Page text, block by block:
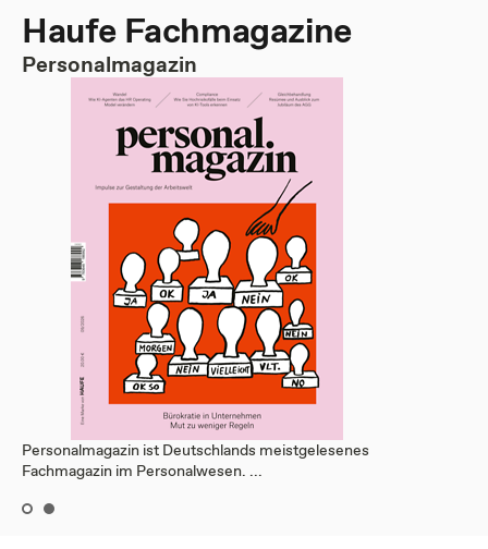
Haufe Fachmagazine
Personalmagazin
Personalmagazin ist Deutschlands meistgelesenes
Fachmagazin im Personalwesen. ...